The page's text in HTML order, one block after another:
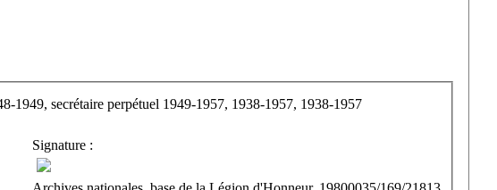
1949, secrétaire perpétuel 1949-1957, 1938-1957, 1938-1957
Signature :